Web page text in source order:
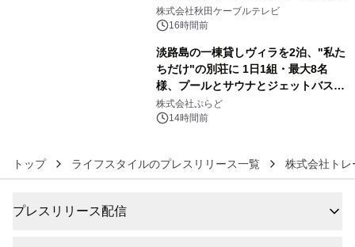
秋田犬の子犬と秋田の四季と名所を巡
るパッケージ～ 9月1日(火)秋田県内で
株式会社秋田ケーブルテレビ
16時間前
淡路島の一棟貸しヴィラを2泊、"私た
ちだけ"の別荘に 1日1組・最大8名
様、プールとサウナとジェットバス付
きで Villa Mon Temps AWAJIの連泊
素泊りプラン
株式会社ぷらど
14時間前
トップ ライフスタイルのプレスリリース一覧 株式会社ト
プレスリリース配信